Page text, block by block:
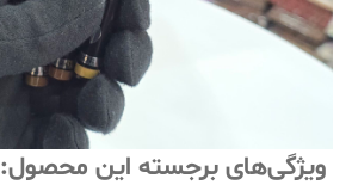
ویژگی‌های برجسته این محصول: